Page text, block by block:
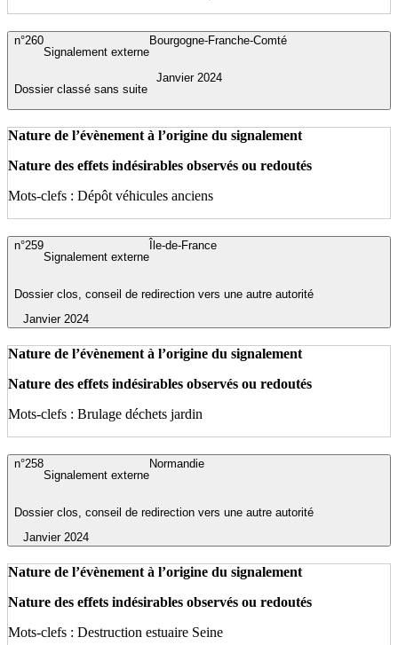
Janvier 2024
Dossier classé sans suite
Bourgogne-Franche-Comté
Signalement externe
n°260
Nature de l’évènement à l’origine du signalement
Nature des effets indésirables observés ou redoutés
Mots-clefs : Dépôt véhicules anciens
Janvier 2024
Dossier clos, conseil de redirection vers une autre autorité
Île-de-France
Signalement externe
n°259
Nature de l’évènement à l’origine du signalement
Nature des effets indésirables observés ou redoutés
Mots-clefs : Brulage déchets jardin
Janvier 2024
Dossier clos, conseil de redirection vers une autre autorité
Normandie
Signalement externe
n°258
Nature de l’évènement à l’origine du signalement
Nature des effets indésirables observés ou redoutés
Mots-clefs : Destruction estuaire Seine